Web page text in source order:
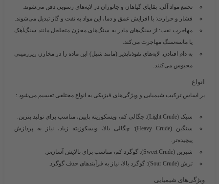
تجمع مواد آلی: بقایای گیاهان و جانوران در لایه‌های رسوبی دفن می‌شوند.
فشار و حرارت: با افزایش عمق و دما، این مواد به نفت و گاز تبدیل می‌شوند.
مهاجرت نفت: از سنگ‌های مادر به سنگ‌های مخزن متخلخل مانند سنگ‌آهک
یا ماسه‌سنگ مهاجرت می‌کند.
به دام افتادن: لایه‌های نفوذناپذیر (مانند شیل) این ماده را در مخازن زیرزمینی
محبوس می‌کنند.
انواع
بر اساس ترکیب شیمیایی و ویژگی‌های فیزیکی به انواع مختلفی تقسیم می‌شود :
سبک (Light Crude)
: چگالی کم، ویسکوزیته پایین، مناسب برای تولید بنزین.
سنگین (Heavy Crude)
: چگالی بالا، ویسکوزیته زیاد، نیاز به پردازش
پیچیده‌تر.
شیرین (Sweet Crude)
: گوگرد کم، مناسب برای پالایش آسان‌تر.
ترش (Sour Crude)
: گوگرد بالا، نیاز به فرآیندهای حذف گوگرد.
ویژگی‌های شیمیایی